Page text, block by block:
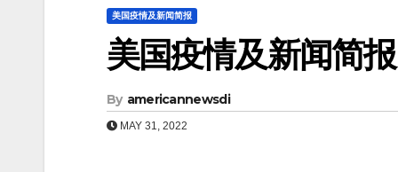
美国疫情及新闻简报
美国疫情及新闻简
By americannewsdi
MAY 31, 2022